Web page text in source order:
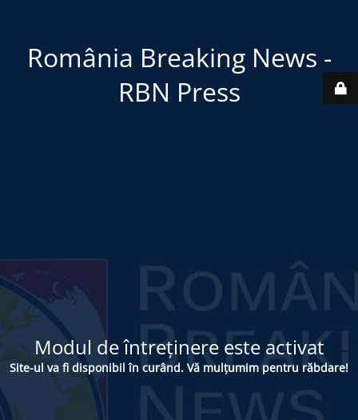
România Breaking News -
RBN Press
Modul de întreținere este activat
Site-ul va fi disponibil în curând. Vă mulțumim pentru răbdare!